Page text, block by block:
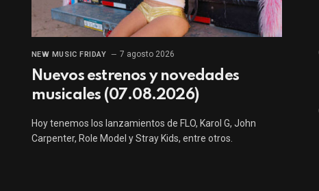
NEW MUSIC FRIDAY 7 agosto 2026
Nuevos estrenos y novedades
musicales (07.08.2026)
Hoy tenemos los lanzamientos de FLO, Karol G, John
Carpenter, Role Model y Stray Kids, entre otros.